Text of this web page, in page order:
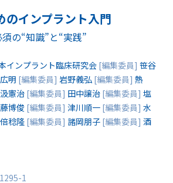
のインプラント入門
の“知識”と“実践”
インプラント臨床研究会 [編集委員] 笹谷
明 [編集委員] 岩野義弘 [編集委員] 熱
憲治 [編集委員] 田中譲治 [編集委員] 塩
博俊 [編集委員] 津川順一 [編集委員] 水
稔隆 [編集委員] 諸岡朋子 [編集委員] 酒
1